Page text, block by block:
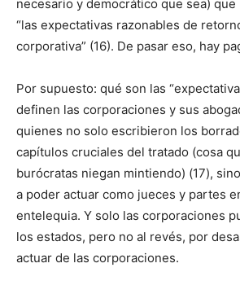
necesario y democrático que sea)
“las expectativas razonables de
corporativa” (16). De pasar eso, hay
Por supuesto: qué son las
definen las corporaciones y sus
quienes no solo escribieron los
capítulos cruciales del tratado (cosa
burócratas niegan mintiendo) (17),
a poder actuar como jueces y partes
entelequia. Y solo las corporaciones
los estados, pero no al revés, por
actuar de las corporaciones.